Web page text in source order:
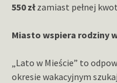
550 złzamiast pełnej
Miasto wspiera rodziny
„Lato w Mieście” to
okresie wakacyjnym